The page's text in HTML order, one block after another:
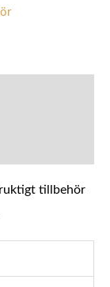
tillbehör